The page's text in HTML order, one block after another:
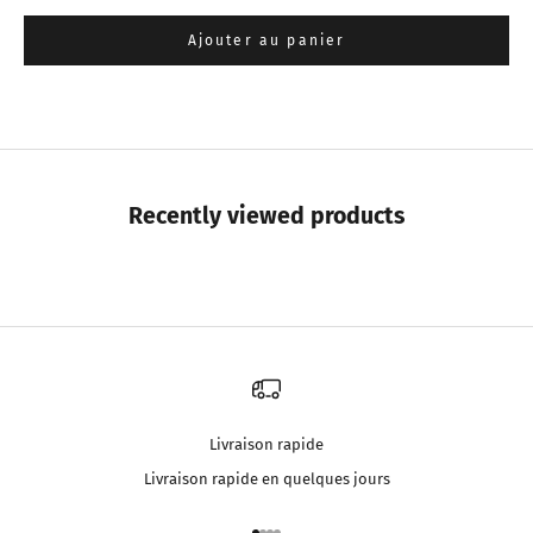
Ajouter au panier
Recently viewed products
Livraison rapide
Livraison rapide en quelques jours